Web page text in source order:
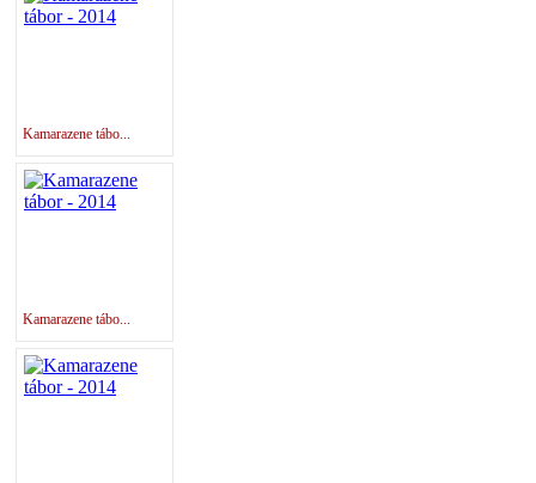
Kamarazene tábo...
Kamarazene tábo...